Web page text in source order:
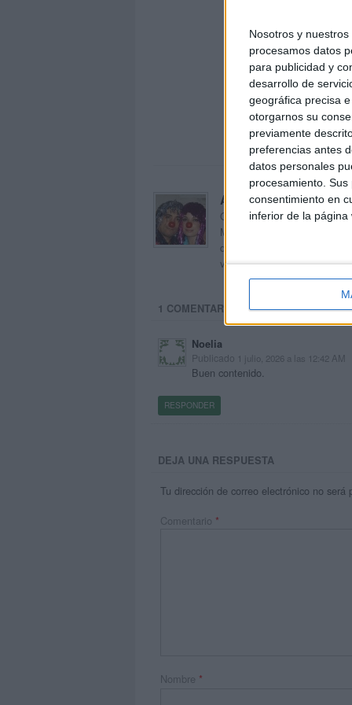
Nosotros y
procesamos datos
para publicidad y
desarrollo de
geográfica precisa
otorgarnos su
previamente
preferencias antes
datos personales
procesamiento.
consentimiento en
inferior de la página
Acerca de
Orientación Andújar no es
Maribel, que además de ser
dentro del blog y en el cual,
voluntarios en sus meses de
1 COMENTARIO
Noelia
Publicado 1 julio, 2026 a las 12:42 AM
Buen contenido.
RESPONDER
DEJA UNA RESPUESTA
Tu dirección de correo electrónico no será
Comentario *
Nombre *